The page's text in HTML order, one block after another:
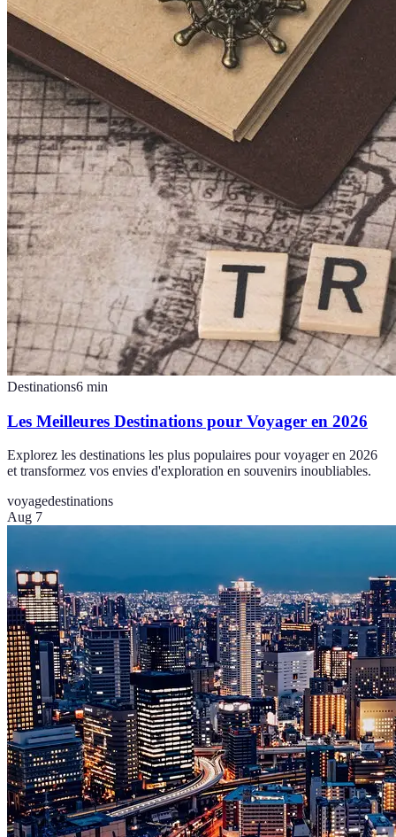
Destinations6 min
Les Meilleures Destinations pour Voyager en 2026
Explorez les destinations les plus populaires pour voyager en 2026
et transformez vos envies d'exploration en souvenirs inoubliables.
voyagedestinations
Aug 7